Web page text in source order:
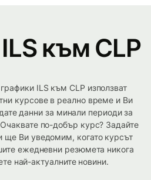
към CLP
ILS към CLP използват
курсове в реално време и Ви
данни за минали периоди за
по-добър курс? Задайте
ще Ви уведомим, когато курсът
ежедневни резюмета никога
най-актуалните новини.